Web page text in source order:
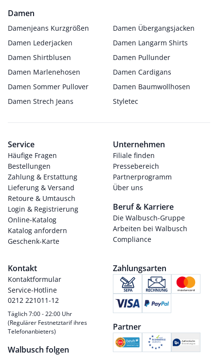
Damen
Damenjeans Kurzgrößen
Damen Übergangsjacken
Damen Lederjacken
Damen Langarm Shirts
Damen Shirtblusen
Damen Pullunder
Damen Marlenehosen
Damen Cardigans
Damen Sommer Pullover
Damen Baumwollhosen
Damen Strech Jeans
Styletec
Service
Häufige Fragen
Bestellungen
Zahlung & Erstattung
Lieferung & Versand
Retoure & Umtausch
Login & Registrierung
Online-Katalog
Katalog anfordern
Geschenk-Karte
Unternehmen
Filiale finden
Pressebereich
Partnerprogramm
Über uns
Beruf & Karriere
Die Walbusch-Gruppe
Arbeiten bei Walbusch
Compliance
Kontakt
Kontaktformular
Service-Hotline
0212 221011-12
Täglich 7:00 - 22:00 Uhr
(Regulärer Festnetztarif ihres
Telefonanbieters)
Walbusch folgen
Zahlungsarten
Partner